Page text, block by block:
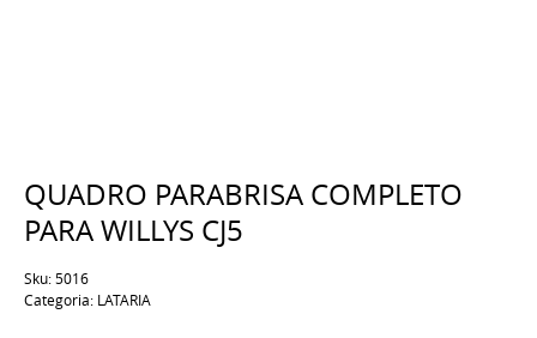
QUADRO PARABRISA COMPLETO
PARA WILLYS CJ5
Sku:5016
Categoria: LATARIA